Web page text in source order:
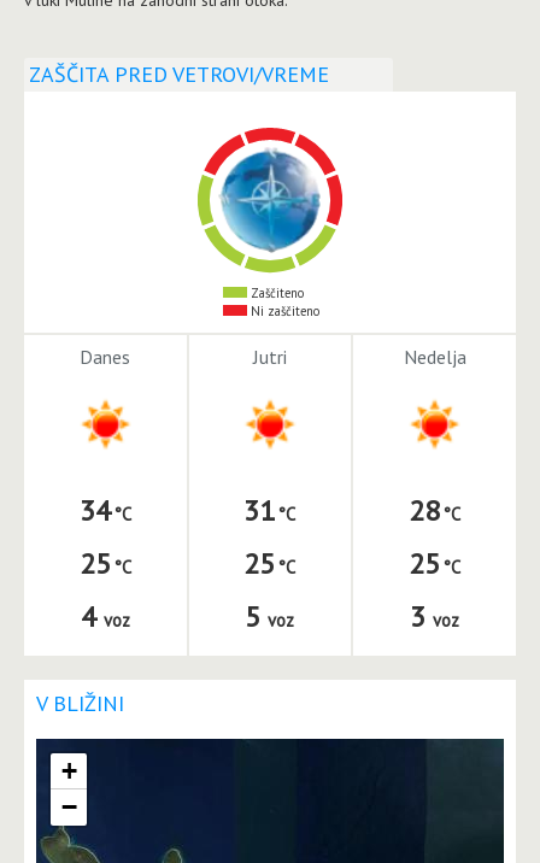
ZAŠČITA PRED VETROVI/VREME
Zaščiteno
Ni zaščiteno
Danes
34
25
4 voz
Jutri
31
25
5 voz
Nedelja
28
25
3 voz
V BLIŽINI
+
−